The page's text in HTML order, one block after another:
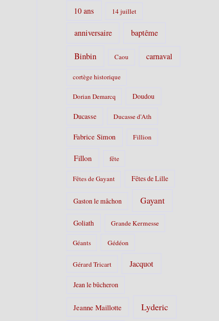
10 ans 14 juillet
anniversaire baptême
Binbin Caou carnaval
cortège historique
Dorian Demarcq Doudou
Ducasse Ducasse d'Ath
Fabrice Simon Fillion
Fillon fête
Fêtes de Gayant Fêtes de Lille
Gaston le mâchon Gayant
Goliath Grande Kermesse
Géants Gédéon
Gérard Tricart Jacquot
Jean le bûcheron
Jeanne Maillotte Lyderic